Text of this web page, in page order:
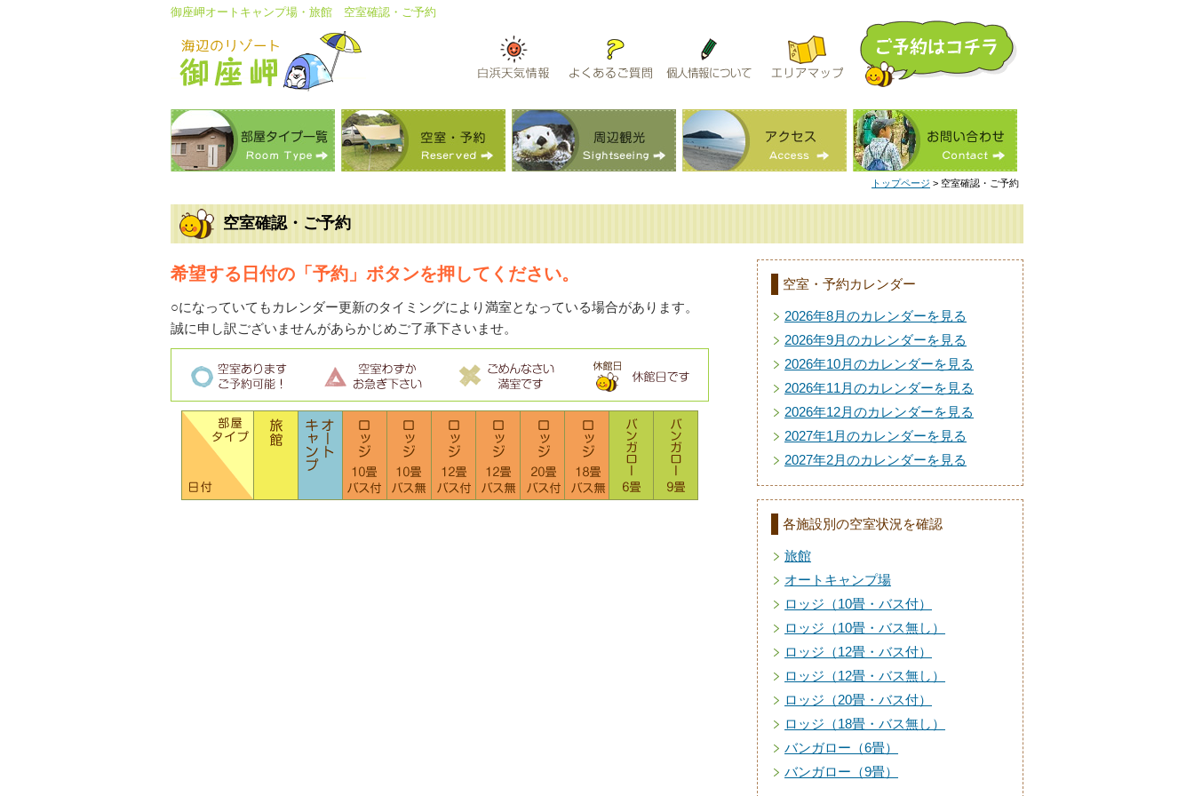
御座岬オートキャンプ場・旅館 空室確認・ご予約
トップページ > 空室確認・ご予約
空室確認・ご予約
希望する日付の「予約」ボタンを押してください。
○になっていてもカレンダー更新のタイミングにより満室となっている場合があります。
誠に申し訳ございませんがあらかじめご了承下さいませ。
空室・予約カレンダー
2026年8月のカレンダーを見る
2026年9月のカレンダーを見る
2026年10月のカレンダーを見る
2026年11月のカレンダーを見る
2026年12月のカレンダーを見る
2027年1月のカレンダーを見る
2027年2月のカレンダーを見る
各施設別の空室状況を確認
旅館
オートキャンプ場
ロッジ（10畳・バス付）
ロッジ（10畳・バス無し）
ロッジ（12畳・バス付）
ロッジ（12畳・バス無し）
ロッジ（20畳・バス付）
ロッジ（18畳・バス無し）
バンガロー（6畳）
バンガロー（9畳）